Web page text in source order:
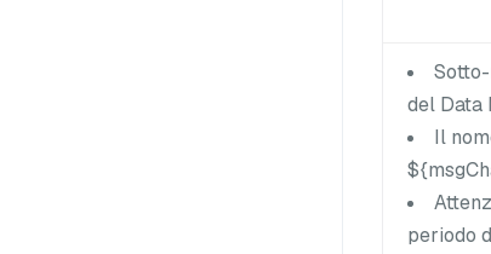
del Data
Il
periodo